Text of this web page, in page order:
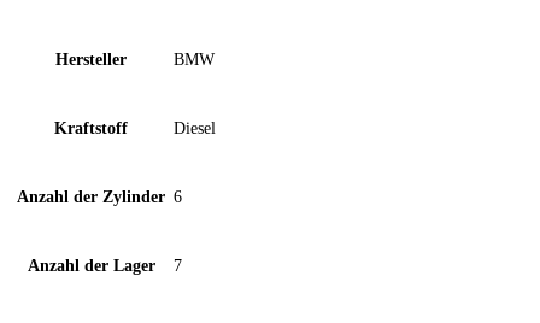
Hersteller BMW
Kraftstoff Diesel
Anzahl der Zylinder 6
Anzahl der Lager 7